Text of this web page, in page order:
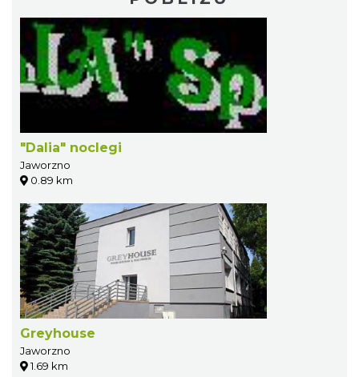
"Dalia" noclegi
Jaworzno
0.89 km
Greyhouse
Jaworzno
1.69 km